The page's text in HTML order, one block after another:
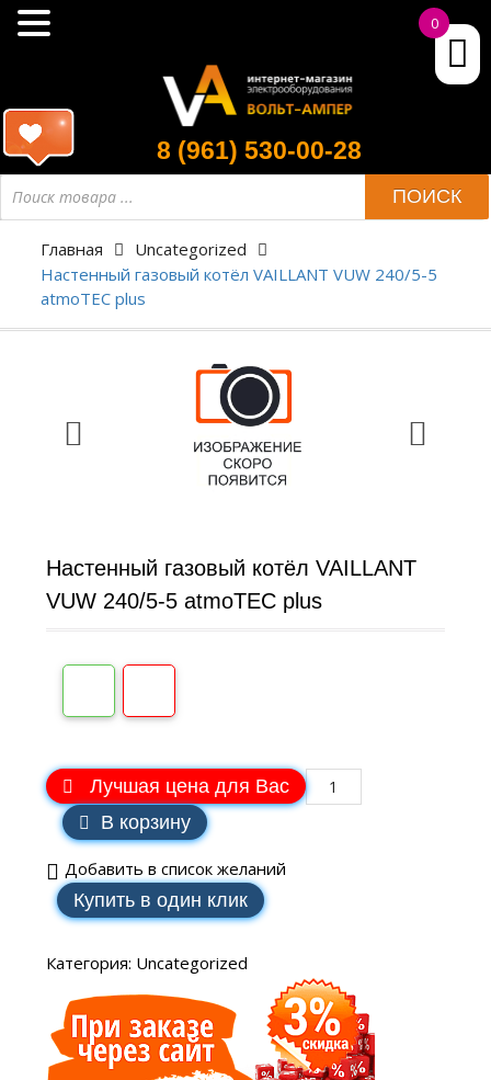
8 (961) 530-00-28
ПОИСК
Главная
Uncategorized
Настенный газовый котёл VAILLANT VUW 240/5-5
atmoTEC plus
Настенный газовый котёл VAILLANT
VUW 240/5-5 atmoTEC plus
Лучшая цена для Вас
В корзину
Добавить в список желаний
Купить в один клик
Категория: Uncategorized
0